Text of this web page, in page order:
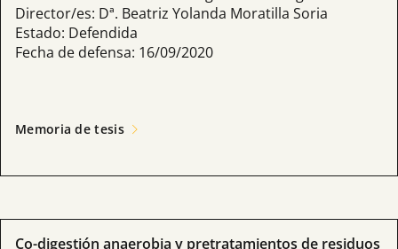
Director/es: Dª. Beatriz Yolanda Moratilla Soria
Estado: Defendida
Fecha de defensa: 16/09/2020
Memoria de tesis
Co-digestión anaerobia y pretratamientos de residuos